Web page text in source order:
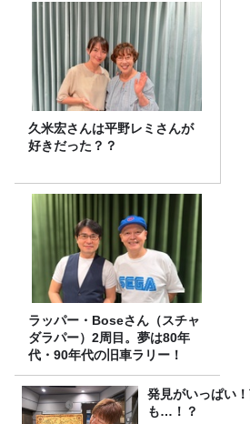
久米宏さんは平野レミさんが
好きだった？？
ラッパー・Boseさん（スチャ
ダラパー）2周目。夢は80年
代・90年代の旧車ラリー！
発見がいっぱい
も…！？